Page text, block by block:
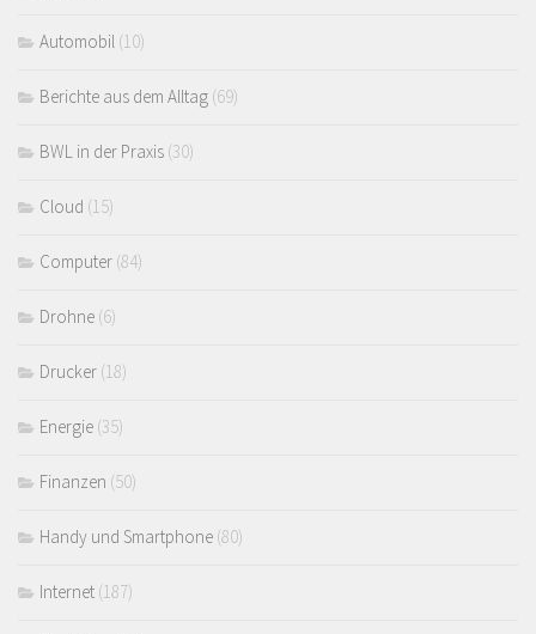
Automobil (10)
Berichte aus dem Alltag (69)
BWL in der Praxis (30)
Cloud (15)
Computer (84)
Drohne (6)
Drucker (18)
Energie (35)
Finanzen (50)
Handy und Smartphone (80)
Internet (187)